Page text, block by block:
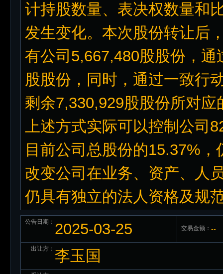
计持股数量、表决权数量和
发生变化。本次股份转让后
有公司5,667,480股股份，
股股份，同时，通过一致行
剩余7,330,929股股份所对
上述方式实际可以控制公司
目前公司总股份的15.37%
改变公司在业务、资产、人
仍具有独立的法人资格及规
公告日期： 2025-03-25 交易金额： --
出让方： 李玉国